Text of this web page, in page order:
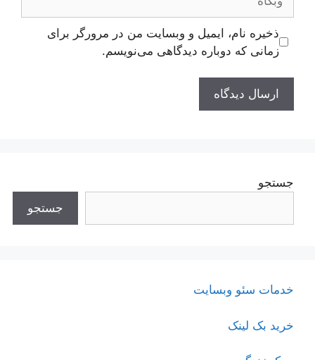
ذخیره نام، ایمیل و وبسایت من در مرورگر برای
زمانی که دوباره دیدگاهی می‌نویسم.
جستجو
جستجو
خدمات سئو وبسایت
خرید بک لینک